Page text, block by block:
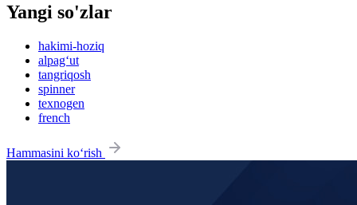
Yangi so'zlar
hakimi-hoziq
alpag‘ut
tangriqosh
spinner
texnogen
french
Hammasini ko‘rish